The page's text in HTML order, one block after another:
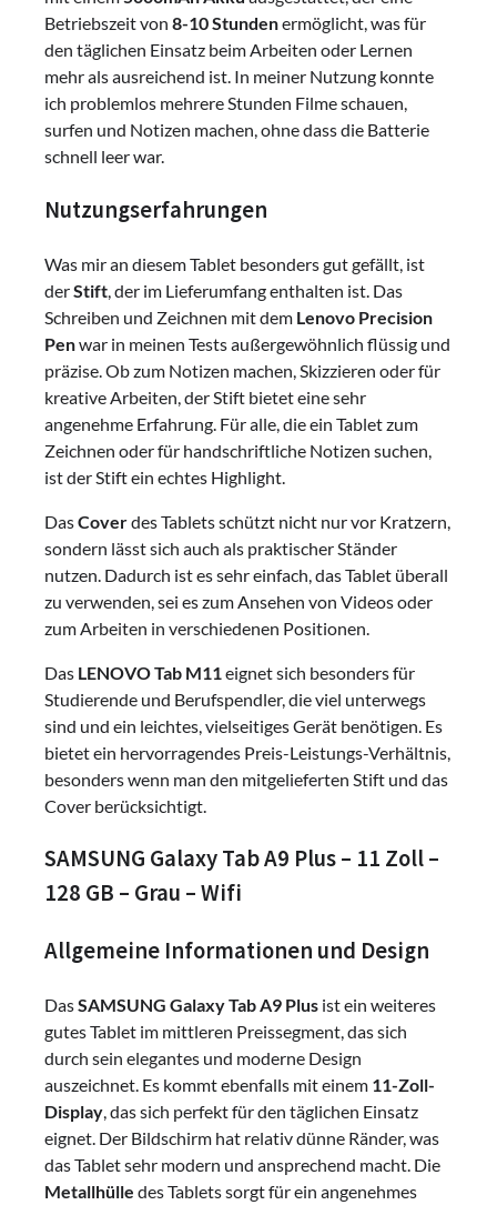
Betriebszeit von 8-10 Stundenermöglicht, was für
den täglichen Einsatz beim Arbeiten oder Lernen
mehr als ausreichend ist. In meiner Nutzung konnte
ich problemlos mehrere Stunden Filme schauen,
surfen und Notizen machen, ohne dass die Batterie
schnell leer war.
Nutzungserfahrungen
Was mir an diesem Tablet besonders gut gefällt, ist
derStift , der im Lieferumfang enthalten ist. Das
Schreiben und Zeichnen mit dem Lenovo Precision
Penwar in meinen Tests außergewöhnlich flüssig und
präzise. Ob zum Notizen machen, Skizzieren oder für
kreative Arbeiten, der Stift bietet eine sehr
angenehme Erfahrung. Für alle, die ein Tablet zum
Zeichnen oder für handschriftliche Notizen suchen,
ist der Stift ein echtes Highlight.
DasCoverdes Tablets schützt nicht nur vor Kratzern,
sondern lässt sich auch als praktischer Ständer
nutzen. Dadurch ist es sehr einfach, das Tablet überall
zu verwenden, sei es zum Ansehen von Videos oder
zum Arbeiten in verschiedenen Positionen.
Das LENOVO Tab M11 eignet sich besonders für
Studierende und Berufspendler, die viel unterwegs
sind und ein leichtes, vielseitiges Gerät benötigen. Es
bietet ein hervorragendes Preis-Leistungs-Verhältnis,
besonders wenn man den mitgelieferten Stift und das
Cover berücksichtigt.
SAMSUNG Galaxy Tab A9 Plus – 11 Zoll –
128 GB – Grau – Wifi
Allgemeine Informationen und Design
DasSAMSUNG Galaxy Tab A9 Plus ist ein weiteres
gutes Tablet im mittleren Preissegment, das sich
durch sein elegantes und moderne Design
auszeichnet. Es kommt ebenfalls mit einem 11-Zoll-
Display, das sich perfekt für den täglichen Einsatz
eignet. Der Bildschirm hat relativ dünne Ränder, was
das Tablet sehr modern und ansprechend macht. Die
Metallhülle des Tablets sorgt für ein angenehmes